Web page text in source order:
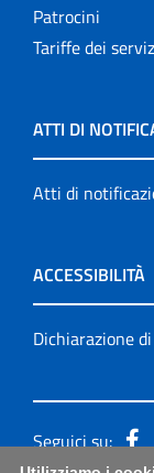
Patrocini
Tariffe dei
ATTI DI
Atti di
ACCESSIBILITÀ
Dichiarazione
Seguici su: